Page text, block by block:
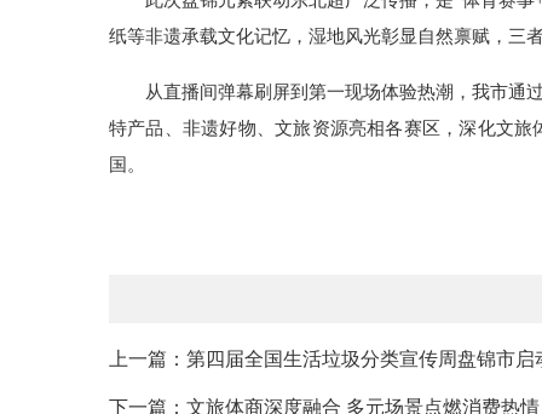
纸等非遗承载文化记忆，湿地风光彰显自然禀赋，三
从直播间弹幕刷屏到第一现场体验热潮，我市通
特产品、非遗好物、文旅资源亮相各赛区，深化文
国。
上一篇：第四届全国生活垃圾分类宣传周盘锦市启
下一篇：文旅体商深度融合 多元场景点燃消费热情